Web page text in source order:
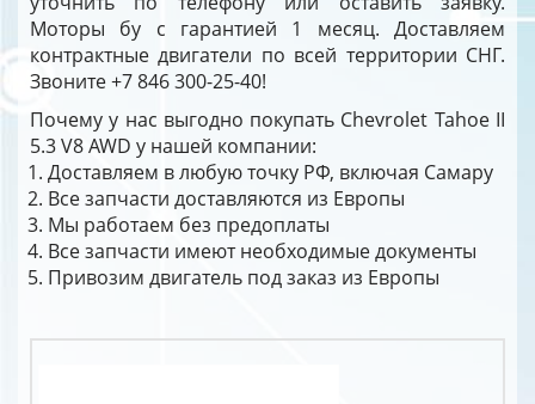
Моторы бу с гарантией 1 месяц. Доставляем
контрактные двигатели по всей территории СНГ.
Звоните +7 846 300-25-40!
Почему у нас выгодно покупать Chevrolet Tahoe II
5.3 V8 AWD у нашей компании:
Доставляем в любую точку РФ, включая Самару
Все запчасти доставляются из Европы
Мы работаем без предоплаты
Все запчасти имеют необходимые документы
Привозим двигатель под заказ из Европы